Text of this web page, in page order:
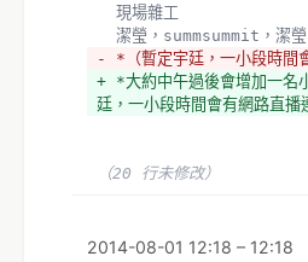
  現場雜工
潔瑩，summsummit，潔瑩
- *（暫定宇廷，一小段時間
+ *大約中午過後會增加一名
廷，一小段時間會有網路直播
（20 行未修改）
2014-08-01 12:18 – 12:18